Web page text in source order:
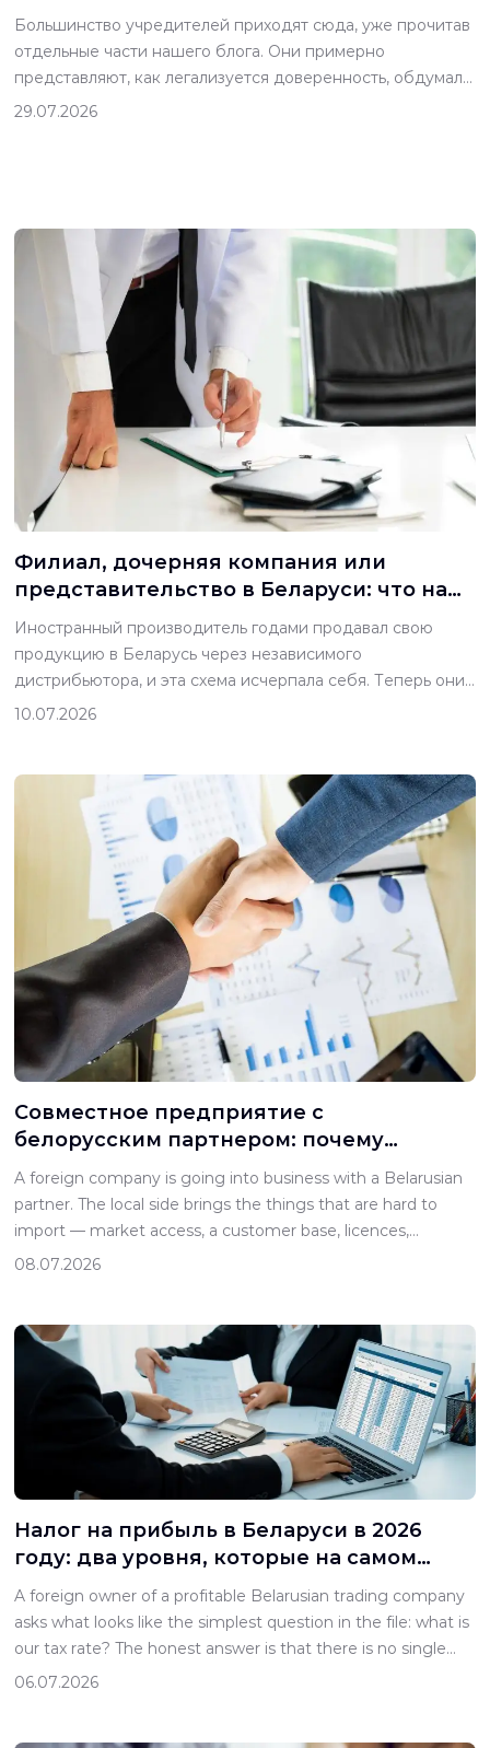
последовательность 2026 года
Большинство учредителей приходят сюда, уже прочитав
отдельные части нашего блога. Они примерно
представляют, как легализуется доверенность, обдумали,
открывать ли ООО, выяснили, что электронная подпись —
29.07.2026
Филиал, дочерняя компания или
представительство в Беларуси: что на
самом деле разрешает делать каждая
форма
Иностранный производитель годами продавал свою
продукцию в Беларусь через независимого
дистрибьютора, и эта схема исчерпала себя. Теперь они
хотят иметь собственных сотрудников в стране. Они
консультанта посоветовали им открыть
представительство, и кто-то назвал им примерные сроки.
Вопрос, который встает на стол белорусского […]
10.07.2026
Совместное предприятие с
белорусским партнером: почему
корпоративный договор не сделает
того, что вы от него ждете
A foreign company is going into business with a Belarusian
partner. The local side brings the things that are hard to
import — market access, a customer base, licences,
premises, people who know how the sector works locally.
08.07.2026
Налог на прибыль в Беларуси в 2026
году: два уровня, которые на самом
деле платит иностранный собственник
A foreign owner of a profitable Belarusian trading company
asks what looks like the simplest question in the file: what is
our tax rate? The honest answer is that there is no single
number, and the gap between the number the owner has
06.07.2026